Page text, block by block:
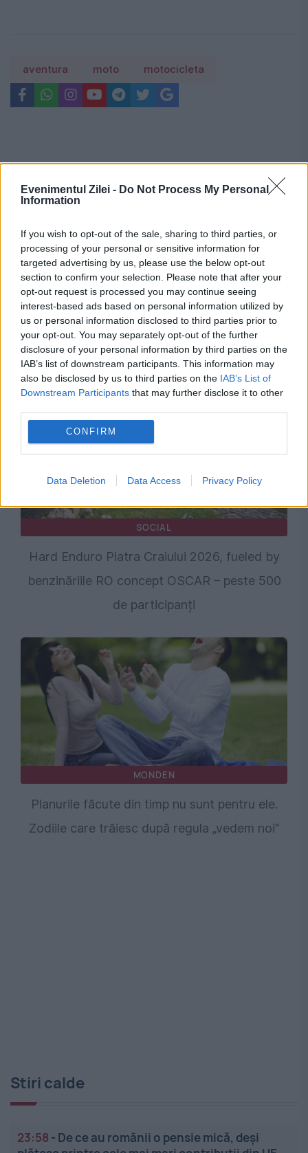
Evenimentul Zilei - Do Not Process My Personal
Information
If you wish to opt-out of the sale, sharing to third parties, or
processing of your personal or sensitive information for
targeted advertising by us, please use the below opt-out
section to confirm your selection. Please note that after your
opt-out request is processed you may continue seeing
interest-based ads based on personal information utilized by
us or personal information disclosed to third parties prior to
your opt-out. You may separately opt-out of the further
disclosure of your personal information by third parties on the
IAB’s list of downstream participants. This information may
also be disclosed by us to third parties on the IAB’s List of
Downstream Participants that may further disclose it to other
CONFIRM
Data Deletion Data Access Privacy Policy
aventura moto motocicleta
Recomandările noastre
SOCIAL
Hard Enduro Piatra Craiului 2026, fueled by
benzinăriile RO concept OSCAR – peste 500
de participanți
MONDEN
Planurile făcute din timp nu sunt pentru ele.
Zodiile care trăiesc după regula „vedem noi”
Stiri calde
23:58 - De ce au românii o pensie mică, deși